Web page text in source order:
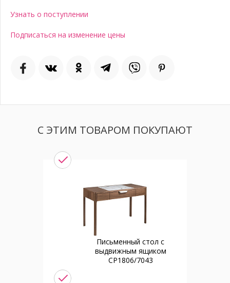
Узнать о поступлении
Подписаться на изменение цены
С ЭТИМ ТОВАРОМ ПОКУПАЮТ
Письменный стол с
выдвижным ящиком
CP1806/7043